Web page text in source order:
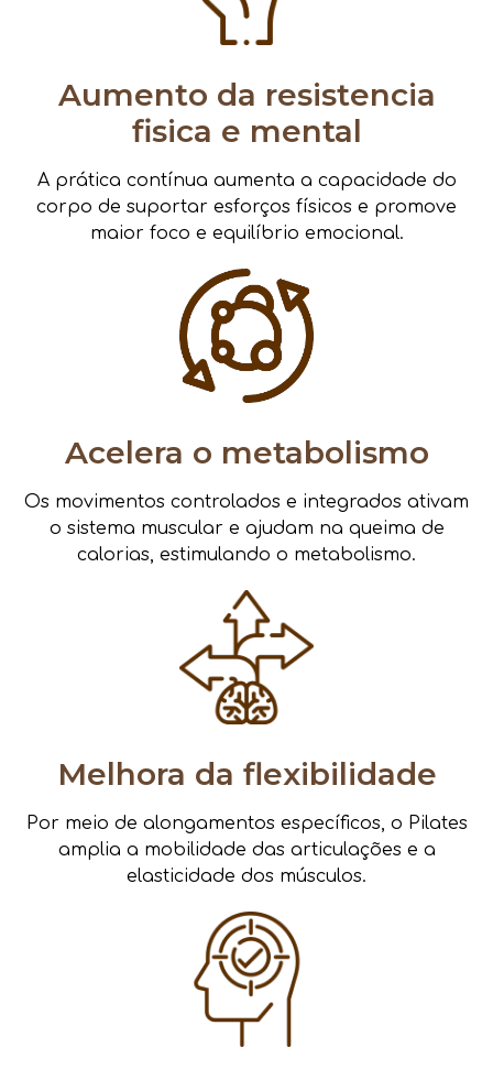
Aumento da resistencia
fisica e mental
A prática contínua aumenta a capacidade do
corpo de suportar esforços físicos e promove
maior foco e equilíbrio emocional.
Acelera o metabolismo
Os movimentos controlados e integrados ativam
o sistema muscular e ajudam na queima de
calorias, estimulando o metabolismo.
Melhora da flexibilidade
Por meio de alongamentos específicos, o Pilates
amplia a mobilidade das articulações e a
elasticidade dos músculos.